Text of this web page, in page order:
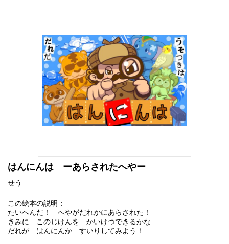
はんにんは ーあらされたへやー
せう
この絵本の説明：
たいへんだ！ へやがだれかにあらされた！
きみに このじけんを かいけつできるかな
だれが はんにんか すいりしてみよう！